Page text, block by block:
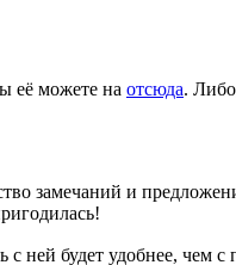
её можете на отсюда.
замечаний и
с ней будет удобнее, чем